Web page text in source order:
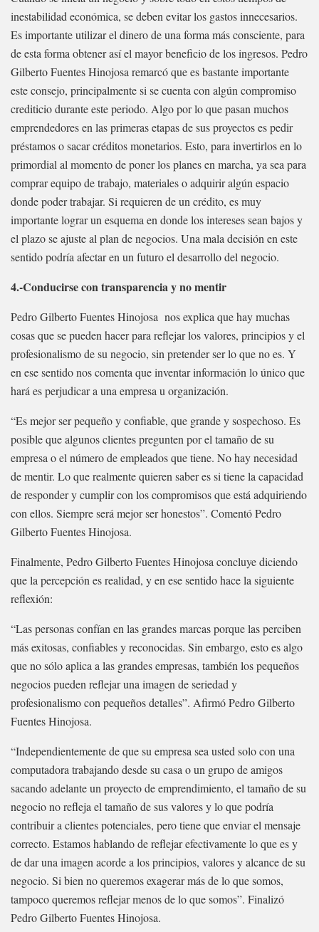
inestabilidad económica, se deben evitar los gastos innecesarios.
Es importante utilizar el dinero de una forma más consciente, para
de esta forma obtener así el mayor beneficio de los ingresos. Pedro
Gilberto Fuentes Hinojosa remarcó que es bastante importante
este consejo, principalmente si se cuenta con algún compromiso
crediticio durante este periodo. Algo por lo que pasan muchos
emprendedores en las primeras etapas de sus proyectos es pedir
préstamos o sacar créditos monetarios. Esto, para invertirlos en lo
primordial al momento de poner los planes en marcha, ya sea para
comprar equipo de trabajo, materiales o adquirir algún espacio
donde poder trabajar. Si requieren de un crédito, es muy
importante lograr un esquema en donde los intereses sean bajos y
el plazo se ajuste al plan de negocios. Una mala decisión en este
sentido podría afectar en un futuro el desarrollo del negocio.
4.-Conducirse con transparencia y no mentir
Pedro Gilberto Fuentes Hinojosa nos explica que hay muchas
cosas que se pueden hacer para reflejar los valores, principios y el
profesionalismo de su negocio, sin pretender ser lo que no es. Y
en ese sentido nos comenta que inventar información lo único que
hará es perjudicar a una empresa u organización.
“Es mejor ser pequeño y confiable, que grande y sospechoso. Es
posible que algunos clientes pregunten por el tamaño de su
empresa o el número de empleados que tiene. No hay necesidad
de mentir. Lo que realmente quieren saber es si tiene la capacidad
de responder y cumplir con los compromisos que está adquiriendo
con ellos. Siempre será mejor ser honestos”. Comentó Pedro
Gilberto Fuentes Hinojosa.
Finalmente, Pedro Gilberto Fuentes Hinojosa concluye diciendo
que la percepción es realidad, y en ese sentido hace la siguiente
reflexión:
“Las personas confían en las grandes marcas porque las perciben
más exitosas, confiables y reconocidas. Sin embargo, esto es algo
que no sólo aplica a las grandes empresas, también los pequeños
negocios pueden reflejar una imagen de seriedad y
profesionalismo con pequeños detalles”. Afirmó Pedro Gilberto
Fuentes Hinojosa.
“Independientemente de que su empresa sea usted solo con una
computadora trabajando desde su casa o un grupo de amigos
sacando adelante un proyecto de emprendimiento, el tamaño de su
negocio no refleja el tamaño de sus valores y lo que podría
contribuir a clientes potenciales, pero tiene que enviar el mensaje
correcto. Estamos hablando de reflejar efectivamente lo que es y
de dar una imagen acorde a los principios, valores y alcance de su
negocio. Si bien no queremos exagerar más de lo que somos,
tampoco queremos reflejar menos de lo que somos”. Finalizó
Pedro Gilberto Fuentes Hinojosa.